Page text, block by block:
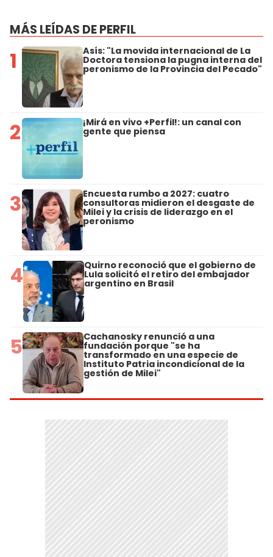
MÁS LEÍDAS DE PERFIL
1 Asís: "La movida internacional de La
Doctora tensiona la pugna interna del
peronismo de la Provincia del Pecado"
2 ¡Mirá en vivo +Perfil!: un canal con
gente que piensa
3 Encuesta rumbo a 2027: cuatro
consultoras midieron el desgaste de
Milei y la crisis de liderazgo en el
peronismo
4 Quirno reconoció que el gobierno de
Lula solicitó el retiro del embajador
argentino en Brasil
5 Cachanosky renunció a una
fundación porque "se ha
transformado en una especie de
Instituto Patria incondicional de la
gestión de Milei"